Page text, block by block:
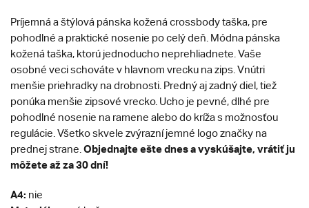
Príjemná a štýlová pánska kožená crossbody taška, pre
pohodlné a praktické nosenie po celý deň. Módna pánska
kožená taška, ktorú jednoducho neprehliadnete. Vaše
osobné veci schováte v hlavnom vrecku na zips. Vnútri
menšie priehradky na drobnosti. Predný aj zadný diel, tiež
ponúka menšie zipsové vrecko. Ucho je pevné, dlhé pre
pohodlné nosenie na ramene alebo do kríža s možnosťou
regulácie. Všetko skvele zvýrazní jemné logo značky na
prednej strane. Objednajte ešte dnes a vyskúšajte, vrátiť ju
môžete až za 30 dní!
A4: nie